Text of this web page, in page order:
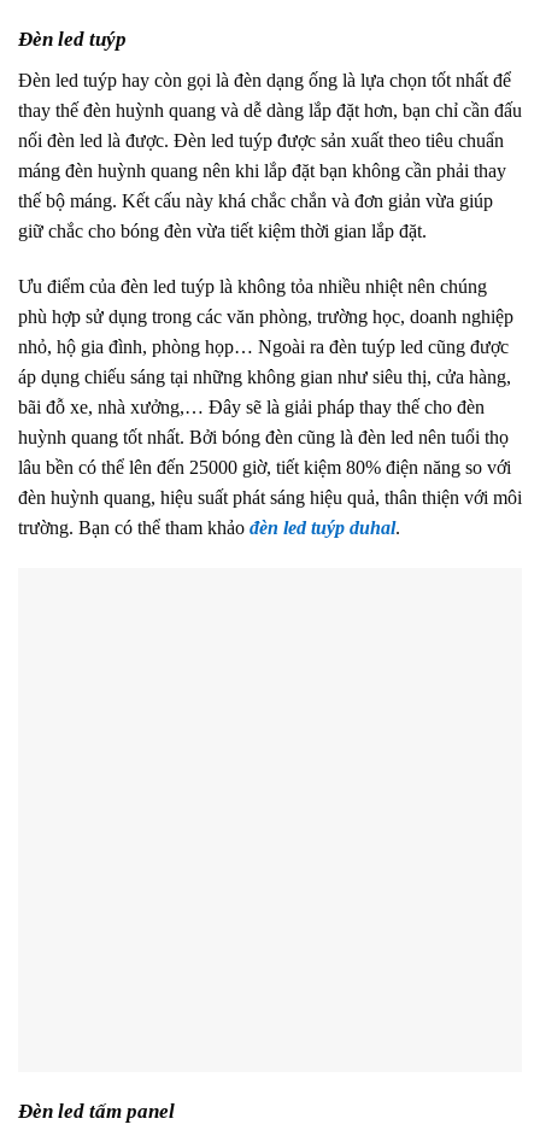
Đèn led tuýp
Đèn led tuýp hay còn gọi là đèn dạng ống là lựa chọn tốt nhất để
thay thế đèn huỳnh quang và dễ dàng lắp đặt hơn, bạn chỉ cần đấu
nối đèn led là được. Đèn led tuýp được sản xuất theo tiêu chuẩn
máng đèn huỳnh quang nên khi lắp đặt bạn không cần phải thay
thế bộ máng. Kết cấu này khá chắc chắn và đơn giản vừa giúp
giữ chắc cho bóng đèn vừa tiết kiệm thời gian lắp đặt.
Ưu điểm của đèn led tuýp là không tỏa nhiều nhiệt nên chúng
phù hợp sử dụng trong các văn phòng, trường học, doanh nghiệp
nhỏ, hộ gia đình, phòng họp… Ngoài ra đèn tuýp led cũng được
áp dụng chiếu sáng tại những không gian như siêu thị, cửa hàng,
bãi đỗ xe, nhà xưởng,… Đây sẽ là giải pháp thay thế cho đèn
huỳnh quang tốt nhất. Bởi bóng đèn cũng là đèn led nên tuổi thọ
lâu bền có thể lên đến 25000 giờ, tiết kiệm 80% điện năng so với
đèn huỳnh quang, hiệu suất phát sáng hiệu quả, thân thiện với môi
trường. Bạn có thể tham khảo đèn led tuýp duhal.
Đèn led tấm panel